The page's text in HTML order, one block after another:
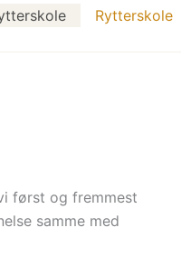
Rytterskole
først og fremmest
samme med